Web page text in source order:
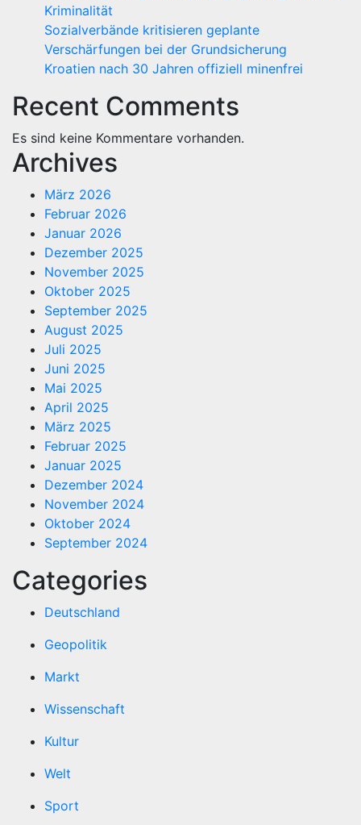
Kriminalität
Sozialverbände kritisieren geplante
Verschärfungen bei der Grundsicherung
Kroatien nach 30 Jahren offiziell minenfrei
Recent Comments
Es sind keine Kommentare vorhanden.
Archives
März 2026
Februar 2026
Januar 2026
Dezember 2025
November 2025
Oktober 2025
September 2025
August 2025
Juli 2025
Juni 2025
Mai 2025
April 2025
März 2025
Februar 2025
Januar 2025
Dezember 2024
November 2024
Oktober 2024
September 2024
Categories
Deutschland
Geopolitik
Markt
Wissenschaft
Kultur
Welt
Sport